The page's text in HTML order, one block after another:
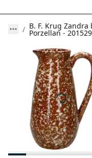
B. F. Krug
Porzellan -